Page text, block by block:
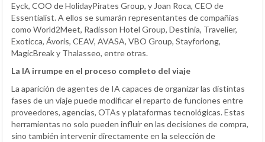
Eyck, COO de HolidayPirates Group, y Joan Roca, CEO de
Essentialist. A ellos se sumarán representantes de compañías
como World2Meet, Radisson Hotel Group, Destinia, Travelier,
Exoticca, Ávoris, CEAV, AVASA, VBO Group, Stayforlong,
MagicBreak y Thalasseo, entre otras.
La IA irrumpe en el proceso completo del viaje
La aparición de agentes de IA capaces de organizar las distintas
fases de un viaje puede modificar el reparto de funciones entre
proveedores, agencias, OTAs y plataformas tecnológicas. Estas
herramientas no solo pueden influir en las decisiones de compra,
sino también intervenir directamente en la selección de